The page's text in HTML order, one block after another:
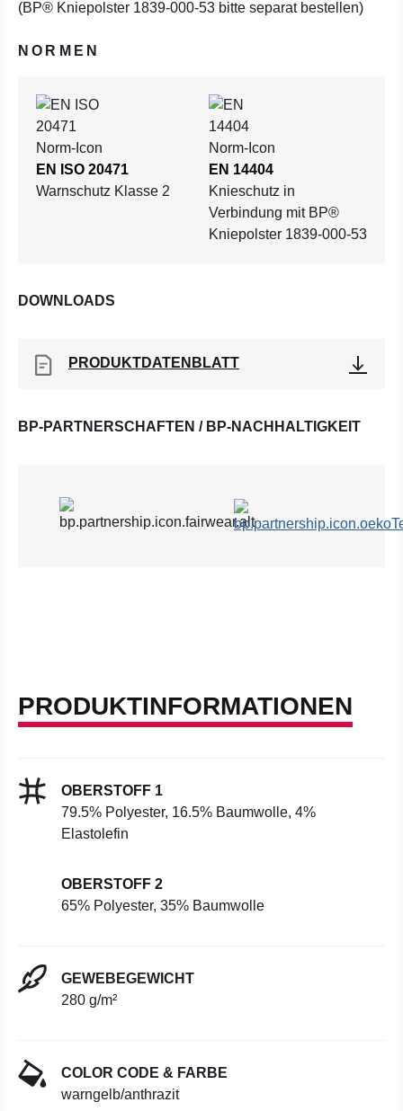
(BP® Kniepolster 1839-000-53 bitte separat bestellen)
NORMEN
EN ISO 20471
Warnschutz Klasse 2
EN 14404
Knieschutz in
Verbindung mit BP®
Kniepolster 1839-000-53
DOWNLOADS
PRODUKTDATENBLATT
BP-PARTNERSCHAFTEN / BP-NACHHALTIGKEIT
PRODUKTINFORMATIONEN
OBERSTOFF 1
79.5% Polyester, 16.5% Baumwolle, 4%
Elastolefin
OBERSTOFF 2
65% Polyester, 35% Baumwolle
GEWEBEGEWICHT
280 g/m²
COLOR CODE & FARBE
warngelb/anthrazit